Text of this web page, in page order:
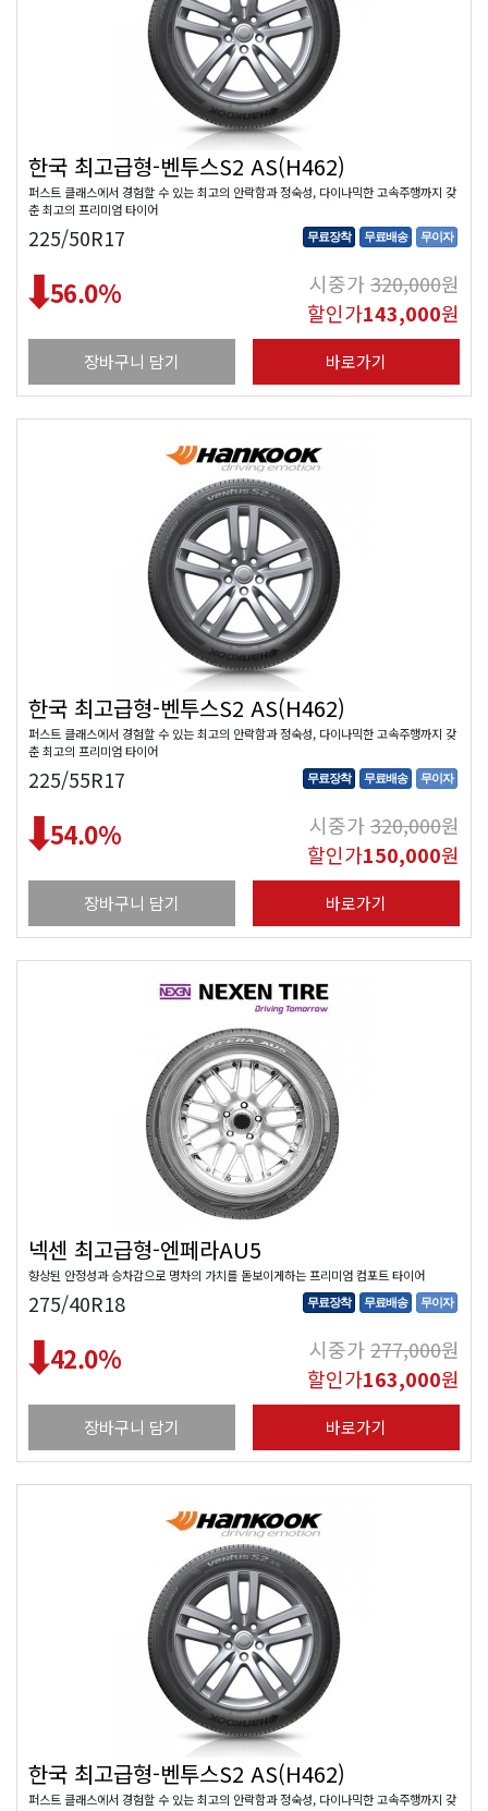
한국 최고급형-벤투스S2 AS(H462)
퍼스트 클래스에서 경험할 수 있는 최고의 안락함과 정숙성, 다이나믹한 고속주행까지 갖
춘 최고의 프리미엄 타이어
225/50R17 무료장착 무료배송 무이자
56.0% 시중가320,000원
할인가143,000원
장바구니 담기 바로가기
한국 최고급형-벤투스S2 AS(H462)
퍼스트 클래스에서 경험할 수 있는 최고의 안락함과 정숙성, 다이나믹한 고속주행까지 갖
춘 최고의 프리미엄 타이어
225/55R17 무료장착 무료배송 무이자
54.0% 시중가320,000원
할인가150,000원
장바구니 담기 바로가기
넥센 최고급형-엔페라AU5
향상된 안정성과 승차감으로 명차의 가치를 돋보이게하는 프리미엄 컴포트 타이어
275/40R18 무료장착 무료배송 무이자
42.0% 시중가277,000원
할인가163,000원
장바구니 담기 바로가기
한국 최고급형-벤투스S2 AS(H462)
퍼스트 클래스에서 경험할 수 있는 최고의 안락함과 정숙성, 다이나믹한 고속주행까지 갖